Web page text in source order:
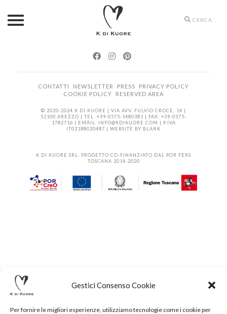
Gestici Consenso Cookie
Per fornire le migliori esperienze, utilizziamo tecnologie come i cookie per
Search
CONTATTI NEWSLETTER PRESS
PRIVACY POLICY
COOKIE POLICY
RESERVED AREA
© 2020-2024 K DI KUORE | VIA AVV. FULVIO CROCE, 14 |
52100 AREZZO | TEL: +39-0575-1480381 | FAX: +39-0575-
1782716 | EMAIL: INFO@KDIKUORE.COM | P.IVA
IT02188020487 | WEBSITE BY BLANK
K DI KUORE SRL. PROGETTO CO-FINANZIATO DAL POR FERS
TOSCANA 2014-2020